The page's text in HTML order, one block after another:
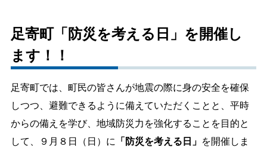
しごと・産業
文字サイズ
標準 拡大
足寄町「防災を考える日」を開催し
ます！！
足寄町では、町民の皆さんが地震の際に身の安全を確保
しつつ、避難できるように備えていただくことと、平時
からの備えを学び、地域防災力を強化することを目的と
して、９月８日（日）に
「防災を考える日」 を開催しま